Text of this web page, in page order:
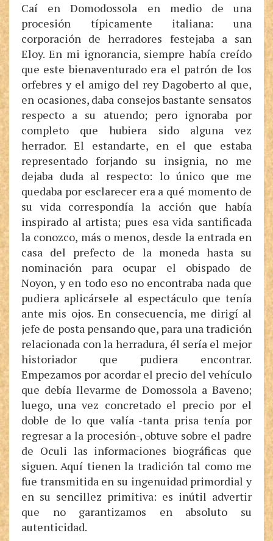
Caí en Domodossola en medio de una
procesión típicamente italiana: una
corporación de herradores festejaba a san
Eloy. En mi ignorancia, siempre había creído
que este bienaventurado era el patrón de los
orfebres y el amigo del rey Dagoberto al que,
en ocasiones, daba consejos bastante sensatos
respecto a su atuendo; pero ignoraba por
completo que hubiera sido alguna vez
herrador. El estandarte, en el que estaba
representado forjando su insignia, no me
dejaba duda al respecto: lo único que me
quedaba por esclarecer era a qué momento de
su vida correspondía la acción que había
inspirado al artista; pues esa vida santificada
la conozco, más o menos, desde la entrada en
casa del prefecto de la moneda hasta su
nominación para ocupar el obispado de
Noyon, y en todo eso no encontraba nada que
pudiera aplicársele al espectáculo que tenía
ante mis ojos. En consecuencia, me dirigí al
jefe de posta pensando que, para una tradición
relacionada con la herradura, él sería el mejor
historiador que pudiera encontrar.
Empezamos por acordar el precio del vehículo
que debía llevarme de Domossola a Baveno;
luego, una vez concretado el precio por el
doble de lo que valía -tanta prisa tenía por
regresar a la procesión-, obtuve sobre el padre
de Oculi las informaciones biográficas que
siguen. Aquí tienen la tradición tal como me
fue transmitida en su ingenuidad primordial y
en su sencillez primitiva: es inútil advertir
que no garantizamos en absoluto su
autenticidad.